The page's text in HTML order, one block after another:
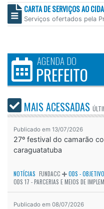
CARTA DE SERVIÇOS AO
Serviços ofertados pela
AGENDA DO
PREFEITO
MAIS ACESSADAS
Publicado em 13/07/2026
27º festival do camarão
caraguatatuba
NOTÍCIAS FUNDACC
ODS -
ODS 17 - PARCERIAS E MEIOS DE
Publicado em 08/07/2026